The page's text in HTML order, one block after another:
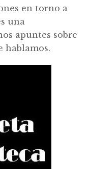
en torno a
una
apuntes sobre
hablamos.